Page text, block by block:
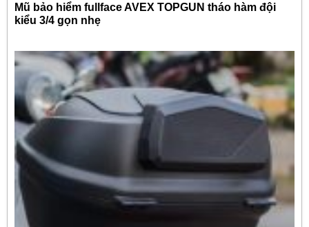
Mũ bảo hiểm fullface AVEX TOPGUN tháo hàm đội
kiểu 3/4 gọn nhẹ